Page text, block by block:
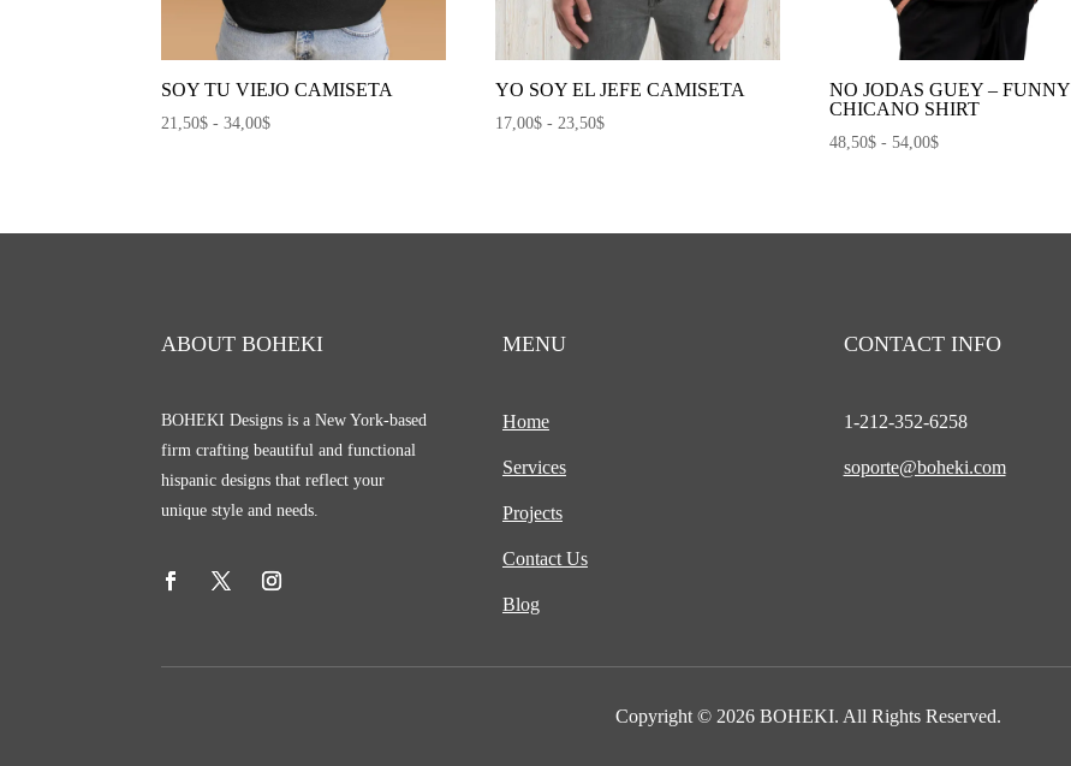
SOY TU VIEJO CAMISETA
21,50$ - 34,00$Rango
21,50$
YO SOY EL JEFE CAMISETA
17,00$ - 23,50$Rango
17,00$
NO JODAS GUEY – FUNNY
CHICANO SHIRT
48,50$ - 54,00$Rango
ABOUT BOHEKI
BOHEKI Designs is a New York-based
firm crafting beautiful and functional
hispanic designs that reflect your
unique style and needs.
MENU
Home
Services
Projects
Contact Us
Blog
CONTACT INFO
1-212-352-6258
soporte@boheki.com
Copyright © 2026 BOHEKI. All Rights Reserved.